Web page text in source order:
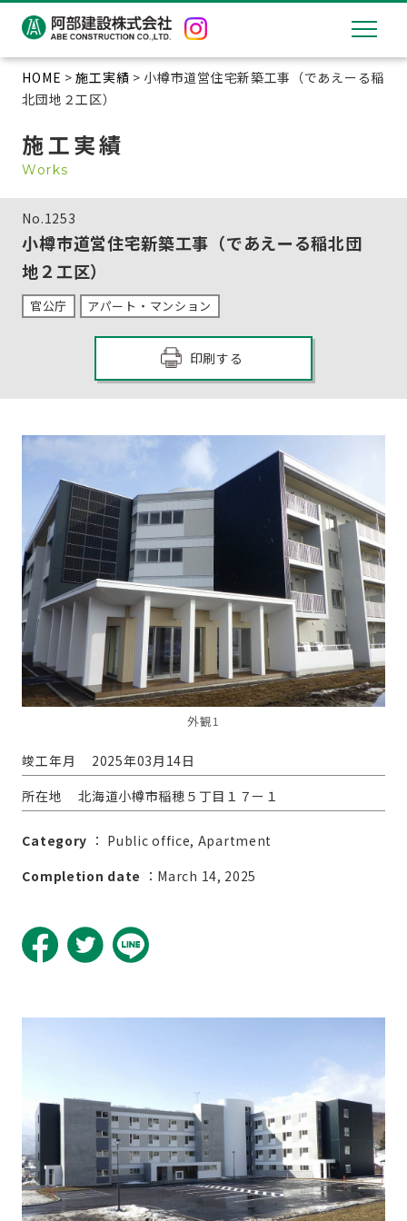
HOME >施工実績 > 小樽市道営住宅新築工事（であえーる稲
北団地２工区）
施工実績
Works
No.1253
小樽市道営住宅新築工事（であえーる稲北団
地２工区）
官公庁 アパート・マンション
印刷する
外観1
竣工年月
2025年03月14日
所在地
北海道小樽市稲穂５丁目１７ー１
Category ： Public office Apartment
Completion date ：March 14, 2025